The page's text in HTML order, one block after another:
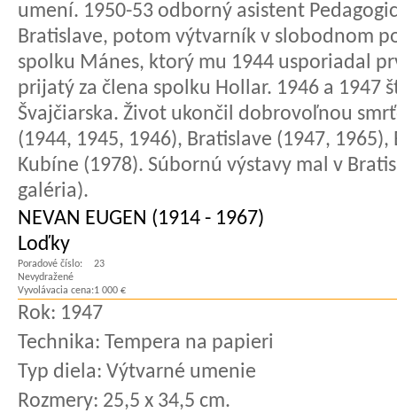
umení. 1950-53 odborný asistent
Bratislave, potom výtvarník v slobodnom
spolku Mánes, ktorý mu 1944 usporiadal
prijatý za člena spolku Hollar. 1946 a 1947
Švajčiarska. Život ukončil dobrovoľnou
(1944, 1945, 1946), Bratislave (1947,
Kubíne (1978). Súbornú výstavy mal v
galéria).
NEVAN EUGEN (1914 - 1967)
Loďky
Poradové číslo:
23
Nevydražené
Vyvolávacia cena:1 000 €
Rok: 1947
Technika: Tempera na papieri
Typ diela: Výtvarné umenie
Rozmery: 25,5 x 34,5 cm.